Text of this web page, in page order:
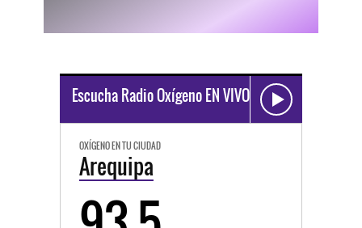
Escucha Radio Oxígeno EN VIVO
OXÍGENO EN TU CIUDAD
Arequipa